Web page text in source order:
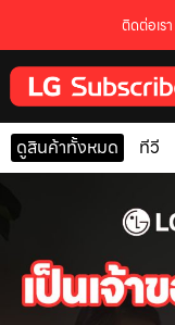
ติดต่อเรา
ดูสินค้าทั้งหมด ทีวี